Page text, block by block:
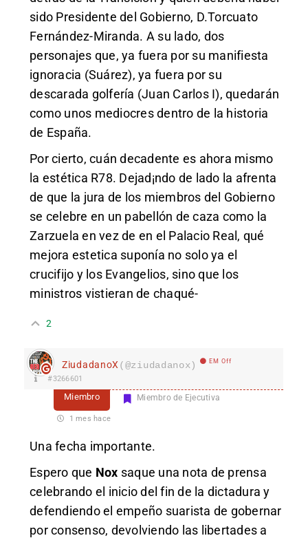
sido Presidente del Gobierno, D.Torcuato
Fernández-Miranda. A su lado, dos
personajes que, ya fuera por su manifiesta
ignoracia (Suárez), ya fuera por su
descarada golfería (Juan Carlos I), quedarán
como unos mediocres dentro de la historia
de España.
Por cierto, cuán decadente es ahora mismo
la estética R78. Dejad¡ndo de lado la afrenta
de que la jura de los miembros del Gobierno
se celebre en un pabellón de caza como la
Zarzuela en vez de en el Palacio Real, qué
mejora estetica suponía no solo ya el
crucifijo y los Evangelios, sino que los
ministros vistieran de chaqué-
2
ZiudadanoX (@ziudadanox) EM Off
#3266601
Miembro Miembro de Ejecutiva
1 mes hace
Una fecha importante.
Espero que Nox saque una nota de prensa
celebrando el inicio del fin de la dictadura y
defendiendo el empeño suarista de gobernar
por consenso, devolviendo las libertades a